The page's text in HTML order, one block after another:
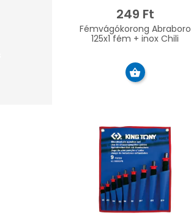
249 Ft
Fémvágókorong Abraboro
125x1 fém + inox Chili